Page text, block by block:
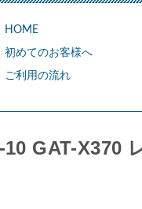
HOME
初めてのお客様へ
ご利用の流れ
GAT-X370